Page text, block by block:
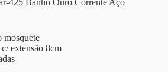
mosquete
extensão 8cm